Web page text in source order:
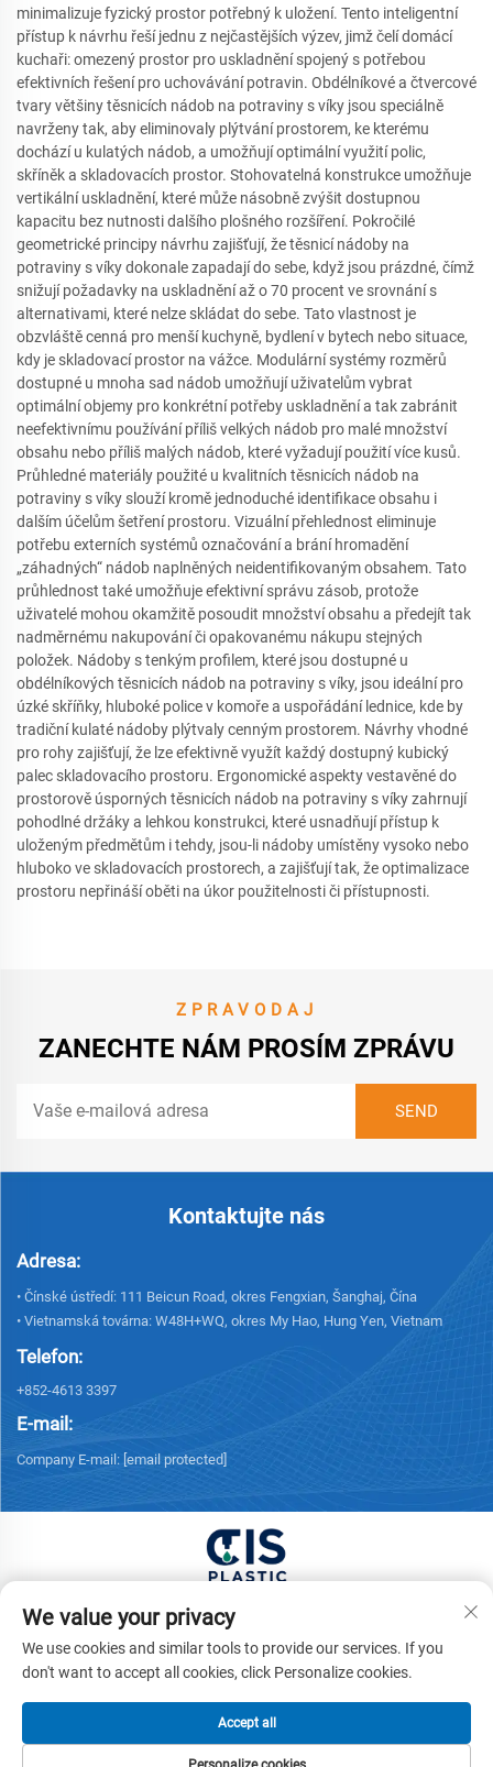
minimalizuje fyzický prostor potřebný k uložení. Tento inteligentní
přístup k návrhu řeší jednu z nejčastějších výzev, jimž čelí domácí
kuchaři: omezený prostor pro uskladnění spojený s potřebou
efektivních řešení pro uchovávání potravin. Obdélníkové a čtvercové
tvary většiny těsnicích nádob na potraviny s víky jsou speciálně
navrženy tak, aby eliminovaly plýtvání prostorem, ke kterému
dochází u kulatých nádob, a umožňují optimální využití polic,
skříněk a skladovacích prostor. Stohovatelná konstrukce umožňuje
vertikální uskladnění, které může násobně zvýšit dostupnou
kapacitu bez nutnosti dalšího plošného rozšíření. Pokročilé
geometrické principy návrhu zajišťují, že těsnicí nádoby na
potraviny s víky dokonale zapadají do sebe, když jsou prázdné, čímž
snižují požadavky na uskladnění až o 70 procent ve srovnání s
alternativami, které nelze skládat do sebe. Tato vlastnost je
obzvláště cenná pro menší kuchyně, bydlení v bytech nebo situace,
kdy je skladovací prostor na vážce. Modulární systémy rozměrů
dostupné u mnoha sad nádob umožňují uživatelům vybrat
optimální objemy pro konkrétní potřeby uskladnění a tak zabránit
neefektivnímu používání příliš velkých nádob pro malé množství
obsahu nebo příliš malých nádob, které vyžadují použití více kusů.
Průhledné materiály použité u kvalitních těsnicích nádob na
potraviny s víky slouží kromě jednoduché identifikace obsahu i
dalším účelům šetření prostoru. Vizuální přehlednost eliminuje
potřebu externích systémů označování a brání hromadění
„záhadných“ nádob naplněných neidentifikovaným obsahem. Tato
průhlednost také umožňuje efektivní správu zásob, protože
uživatelé mohou okamžitě posoudit množství obsahu a předejít tak
nadměrnému nakupování či opakovanému nákupu stejných
položek. Nádoby s tenkým profilem, které jsou dostupné u
obdélníkových těsnicích nádob na potraviny s víky, jsou ideální pro
úzké skříňky, hluboké police v komoře a uspořádání lednice, kde by
tradiční kulaté nádoby plýtvaly cenným prostorem. Návrhy vhodné
pro rohy zajišťují, že lze efektivně využít každý dostupný kubický
palec skladovacího prostoru. Ergonomické aspekty vestavěné do
prostorově úsporných těsnicích nádob na potraviny s víky zahrnují
pohodlné držáky a lehkou konstrukci, které usnadňují přístup k
uloženým předmětům i tehdy, jsou-li nádoby umístěny vysoko nebo
hluboko ve skladovacích prostorech, a zajišťují tak, že optimalizace
prostoru nepřináší oběti na úkor použitelnosti či přístupnosti.
ZPRAVODAJ
ZANECHTE NÁM PROSÍM ZPRÁVU
Kontaktujte nás
Adresa:
• Čínské ústředí: 111 Beicun Road, okres Fengxian, Šanghaj, Čína
• Vietnamská továrna: W48H+WQ, okres My Hao, Hung Yen, Vietnam
Telefon:
+852-4613 3397
E-mail:
Company E-mail: [email protected]
Autorská práva © 2025 China XUONG HOANG TRADING
COMPANY LIMITED Všechna práva vyhrazena. -
ochrany osobních údajů
We value your privacy
We use cookies and similar tools to provide our services. If you
don't want to accept all cookies, click Personalize cookies.
Accept all